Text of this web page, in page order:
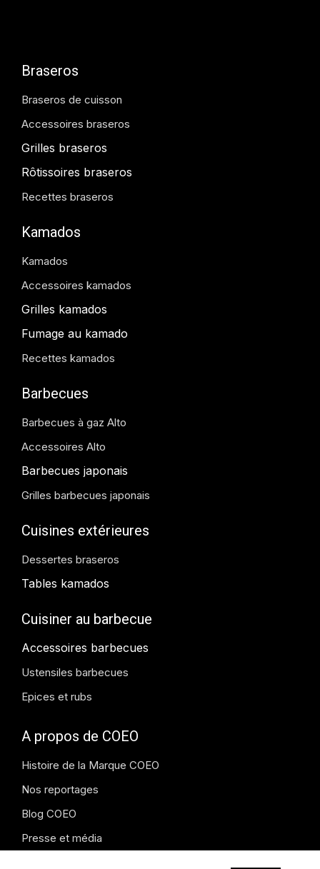
Braseros
Braseros de cuisson
Accessoires braseros
Grilles braseros
Rôtissoires braseros
Recettes braseros
Kamados
Kamados
Accessoires kamados
Grilles kamados
Fumage au kamado
Recettes kamados
Barbecues
Barbecues à gaz Alto
Accessoires Alto
Barbecues japonais
Grilles barbecues japonais
Cuisines extérieures
Dessertes braseros
Tables kamados
Cuisiner au barbecue
Accessoires barbecues
Ustensiles barbecues
Epices et rubs
A propos de COEO
Histoire de la Marque COEO
Nos reportages
Blog COEO
Presse et média